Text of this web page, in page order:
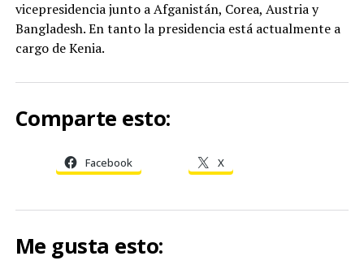
vicepresidencia junto a Afganistán, Corea, Austria y
Bangladesh. En tanto la presidencia está actualmente a
cargo de Kenia.
Comparte esto:
Facebook X
Me gusta esto: